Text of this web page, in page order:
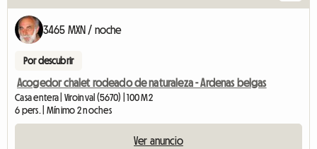
3465 MXN / noche
Por descubrir
Acogedor chalet rodeado de naturaleza - Ardenas belgas
Casa entera | Viroinval (5670) | 100 M2
6 pers. | Mínimo 2 noches
Ver anuncio